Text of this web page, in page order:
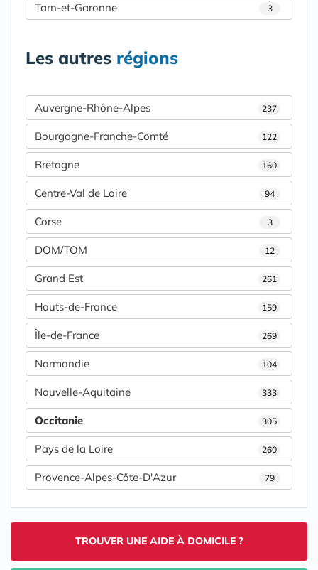
Tarn-et-Garonne 3
Les autres régions
Auvergne-Rhône-Alpes 237
Bourgogne-Franche-Comté 122
Bretagne 160
Centre-Val de Loire 94
Corse 3
DOM/TOM 12
Grand Est 261
Hauts-de-France 159
Île-de-France 269
Normandie 104
Nouvelle-Aquitaine 333
Occitanie 305
Pays de la Loire 260
Provence-Alpes-Côte-D'Azur 79
TROUVER UNE AIDE À DOMICILE ?